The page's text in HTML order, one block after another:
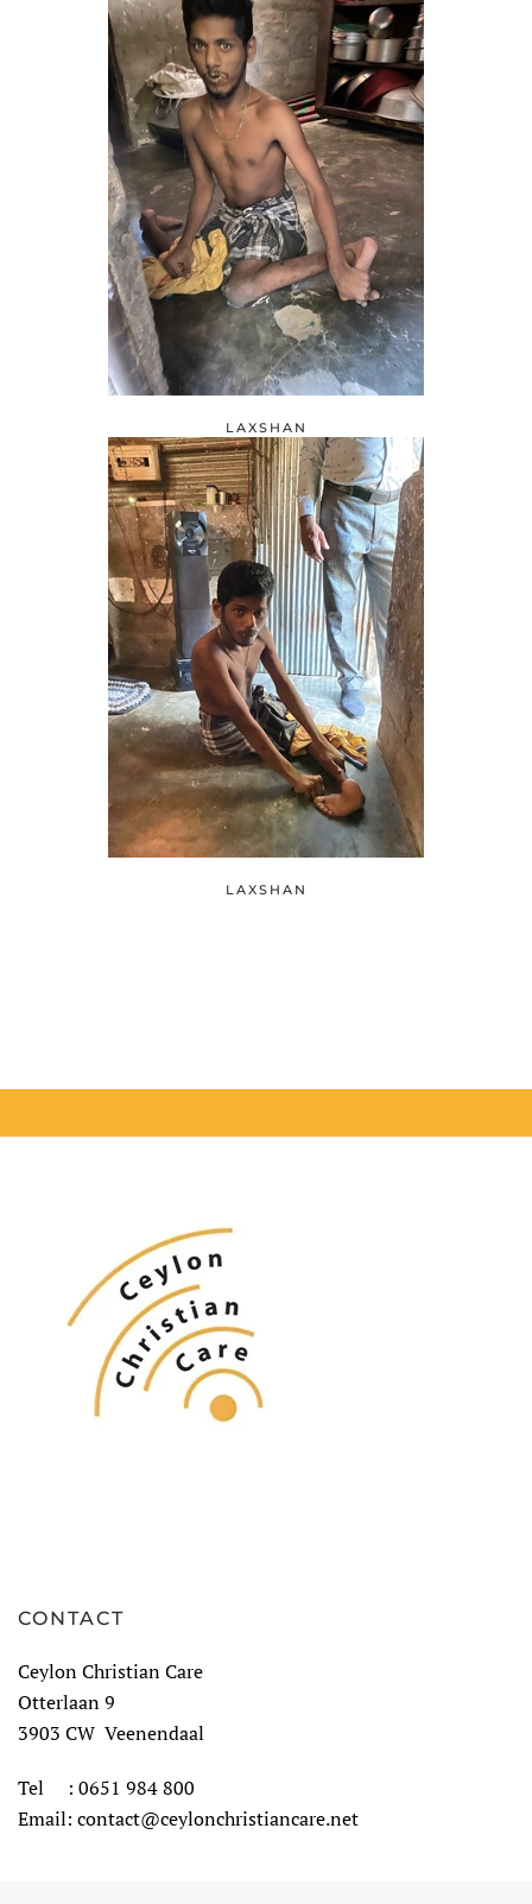
LAXSHAN
LAXSHAN
CONTACT
Ceylon Christian Care
Otterlaan 9
3903 CW Veenendaal
Tel : 0651 984 800
Email: contact@ceylonchristiancare.net